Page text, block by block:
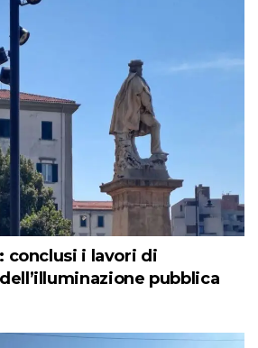
conclusi i lavori di
pubblica